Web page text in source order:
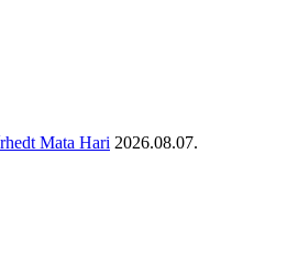
Mata Hari 2026.08.07.